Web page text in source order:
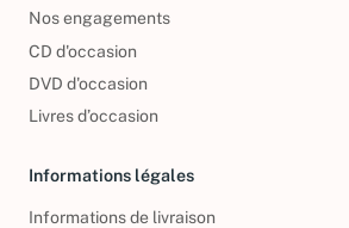
Nos engagements
CD d'occasion
DVD d'occasion
Livres d’occasion
Informations légales
Informations de livraison